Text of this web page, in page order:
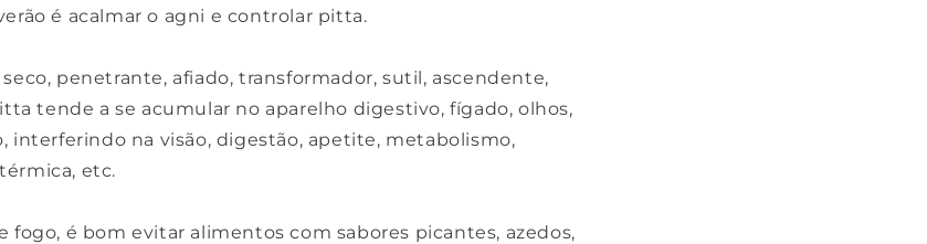
é acalmar o agni e controlar pitta.
penetrante, afiado, transformador, sutil, ascendente,
tende a se acumular no aparelho digestivo, fígado, olhos,
interferindo na visão, digestão, apetite, metabolismo,
etc.
fogo, é bom evitar alimentos com sabores picantes, azedos,